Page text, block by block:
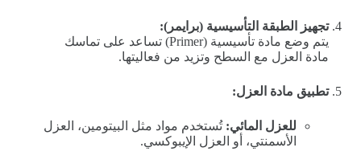
تجهيز الطبقة التأسيسية (برايمر):
يتم وضع مادة تأسيسية (Primer) تساعد على تماسك
مادة العزل مع السطح وتزيد من فعاليتها.
تطبيق مادة العزل:
للعزل المائي: تُستخدم مواد مثل البيتومين، العزل
الأسمنتي، أو العزل الإيبوكسي.